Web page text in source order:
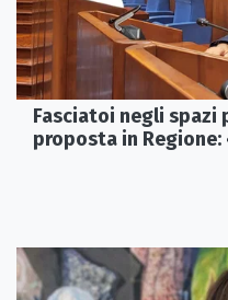
Fasciatoi negli spazi
proposta in Regione: